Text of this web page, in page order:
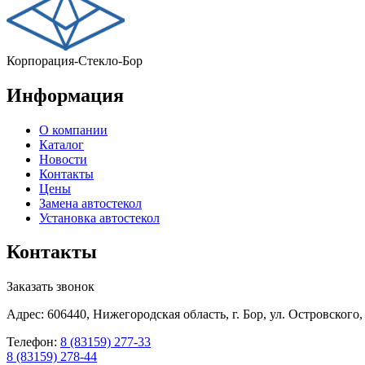
Корпорация-Стекло-Бор
Информация
О компании
Каталог
Новости
Контакты
Цены
Замена автостекол
Установка автостекол
Контакты
Заказать звонок
Адрес: 606440, Нижегородская область, г. Бор, ул.
Телефон: 8 (83159) 277-33
8 (83159) 278-44